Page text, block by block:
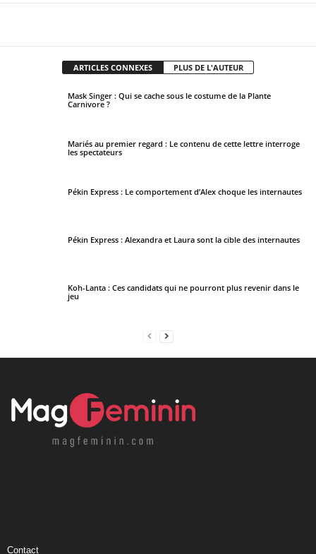
ARTICLES CONNEXES PLUS DE L'AUTEUR
Mask Singer : Qui se cache sous le costume de la Plante
Carnivore ?
Mariés au premier regard : Le contenu de cette lettre interroge
les spectateurs
Pékin Express : Le comportement d’Alex choque les internautes
Pékin Express : Alexandra et Laura sont la cible des internautes
Koh-Lanta : Ces candidats qui ne pourront plus revenir dans le
jeu
Contact